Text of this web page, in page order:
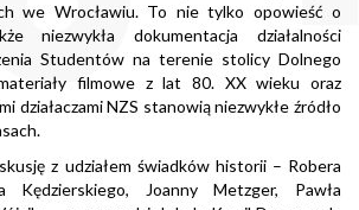
we Wrocławiu. To nie tylko opowieść o
niezwykła dokumentacja działalności
Studentów na terenie stolicy Dolnego
filmowe z lat 80. XX wieku oraz
działaczami NZS stanowią niezwykłe źródło
z udziałem świadków historii – Robera
Kędzierskiego, Joanny Metzger, Pawła